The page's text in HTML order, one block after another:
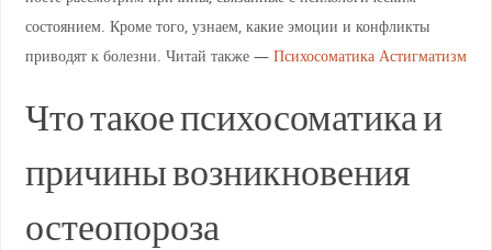
состоянием. Кроме того, узнаем, какие эмоции и конфликты
приводят к болезни. Читай также — Психосоматика Астигматизм
Что такое психосоматика и
причины возникновения
остеопороза